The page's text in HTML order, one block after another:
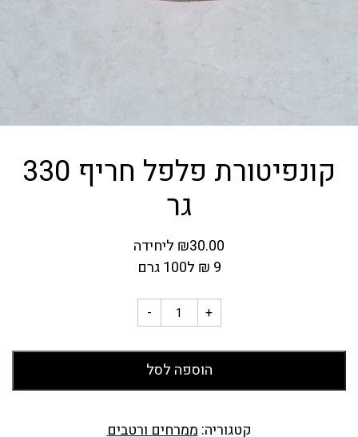
קונפיטורת פלפל חריף 330
גר
₪30.00
ליחידה
9
₪ ל100 גרם
- +
הוספה לסל
קטגוריה:ממרחים ורטבים